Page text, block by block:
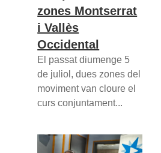
zones Montserrat
i Vallès
Occidental
El passat diumenge 5
de juliol, dues zones del
moviment van cloure el
curs conjuntament...